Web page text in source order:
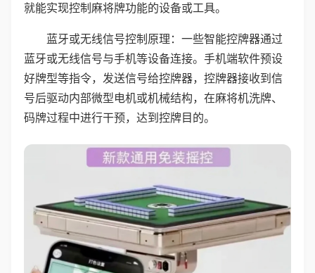
就能实现控制麻将牌功能的设备或工具。
蓝牙或无线信号控制原理：一些智能控牌器通过
蓝牙或无线信号与手机等设备连接。手机端软件预设
好牌型等指令，发送信号给控牌器，控牌器接收到信
号后驱动内部微型电机或机械结构，在麻将机洗牌、
码牌过程中进行干预，达到控牌目的。